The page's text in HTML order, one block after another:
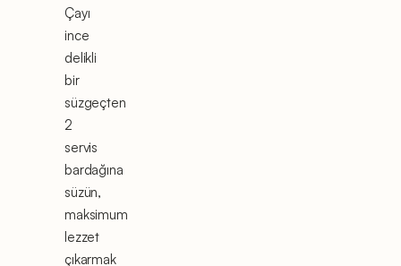
Çayı
ince
delikli
bir
süzgeçten
2
servis
bardağına
süzün,
maksimum
lezzet
çıkarmak